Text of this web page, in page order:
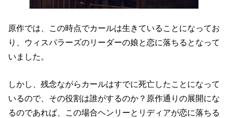
原作では、この時点でカールは生きていることになってお
り、ウィスパラーズのリーダーの娘と恋に落ちるとなって
いました。
しかし、残念ながらカールはすでに死亡したことになって
いるので、その役割は誰がするのか？原作通りの展開にな
るのであれば、この場合ヘンリーとリディアが恋に落ちる